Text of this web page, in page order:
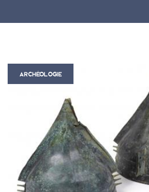
ARCHÉOLOGIE